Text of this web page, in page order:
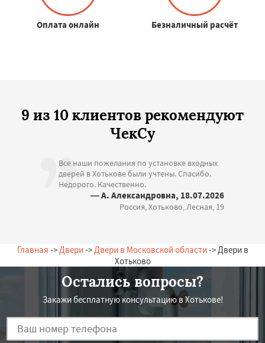
Оплата онлайн Безналичный расчёт
9 из 10 клиентов рекомендуют
ЧекСу
Все наши пожелания по установке входных
дверей в Хотькове были учтены. Спасибо.
Недорого. Качественно.
— А. Александровна, 18.07.2026
Россия, Хотьково, Лесная, 19
Главная -> Двери-> Двери в Московской области-> Двери в
Хотьково
Остались вопросы?
Закажи бесплатную консультацию в Хотькове!